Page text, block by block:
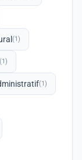
(1)
(1)
(1)